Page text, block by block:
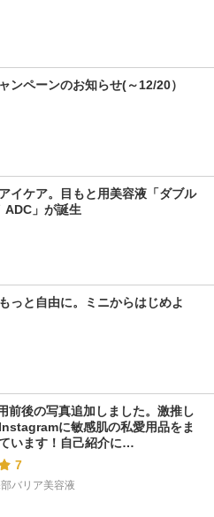
ンペーンのお知らせ(～12/20）
イケア。目もと用美容液「ダブル
ADC」が誕生
っと自由に。ミニからはじめよ
前後の写真追加しました。激推し
に敏感肌の私愛用品をま
います！自己紹介に…
7
バリア美容液